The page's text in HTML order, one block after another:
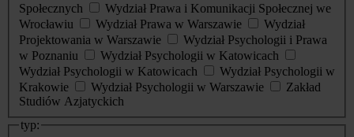
Społecznych
Wydział Prawa i Komunikacji Społecznej we
Wrocławiu
Wydział Prawa w Warszawie
Wydział
Projektowania w Warszawie
Wydział Psychologii i Prawa
w Poznaniu
Wydział Psychologii w Katowicach
Wydział Psychologii w Katowicach
Wydział Psychologii w
Krakowie
Wydział Psychologii w Warszawie
Zakład
Studiów Azjatyckich
typ: